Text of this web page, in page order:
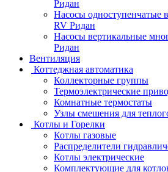
Ридан
Насосы одноступенчатые
RV Ридан
Насосы вертикальные
Ридан
Вентиляция
Коттеджная автоматика
Коллекторные группы
Термоэлектрические
Комнатные термостаты
Узлы смешения для
Котлы и Горелки
Котлы газовые
Распределители
Котлы электрические
Комплектующие для